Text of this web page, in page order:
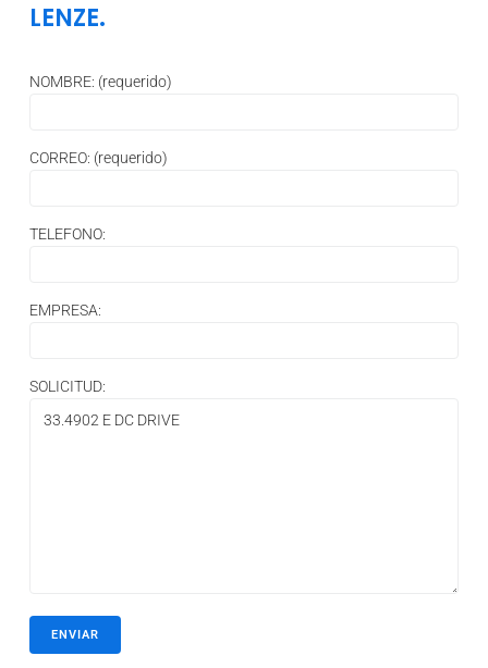
LENZE.
NOMBRE: (requerido)
CORREO: (requerido)
TELEFONO:
EMPRESA:
SOLICITUD: